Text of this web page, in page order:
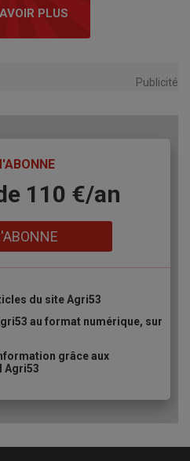
PLUS
Publicité
110 €/an
du site Agri53
au format numérique, sur
grâce aux
Agri53